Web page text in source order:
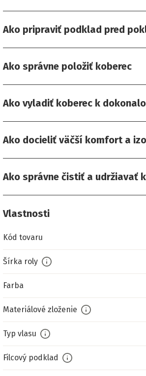
Ako pripraviť podklad pred
Ako správne položiť koberec
Ako vyladiť koberec k
Ako docieliť väčší komfort a
Ako správne čistiť a udržiavať
Vlastnosti
Kód tovaru
Šírka roly
Farba
Materiálové zloženie
Typ vlasu
Filcový podklad